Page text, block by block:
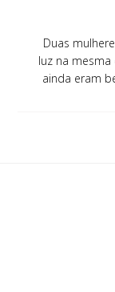
Duas
luz na
ainda eram